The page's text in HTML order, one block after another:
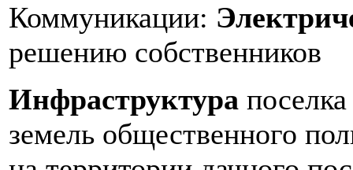
Коммуникации:
решению собственников
Инфраструктура
земель общественного